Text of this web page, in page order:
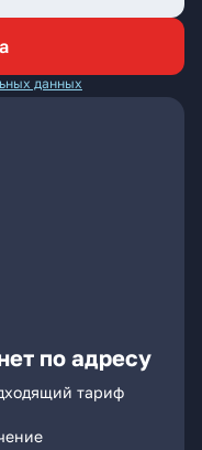
данных
по адресу
тариф